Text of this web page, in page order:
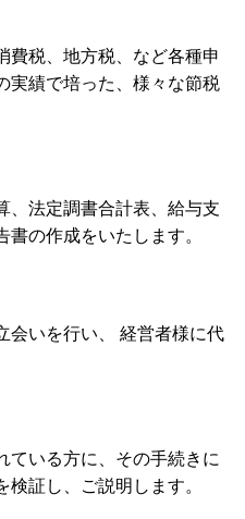
費税、地方税、など各種申
実績で培った、様々な節税
、法定調書合計表、給与支
の作成をいたします。
会いを行い、 経営者様に代
ている方に、その手続きに
証し、ご説明します。